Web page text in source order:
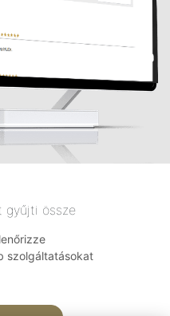
gyűjti össze
szolgáltatásokat